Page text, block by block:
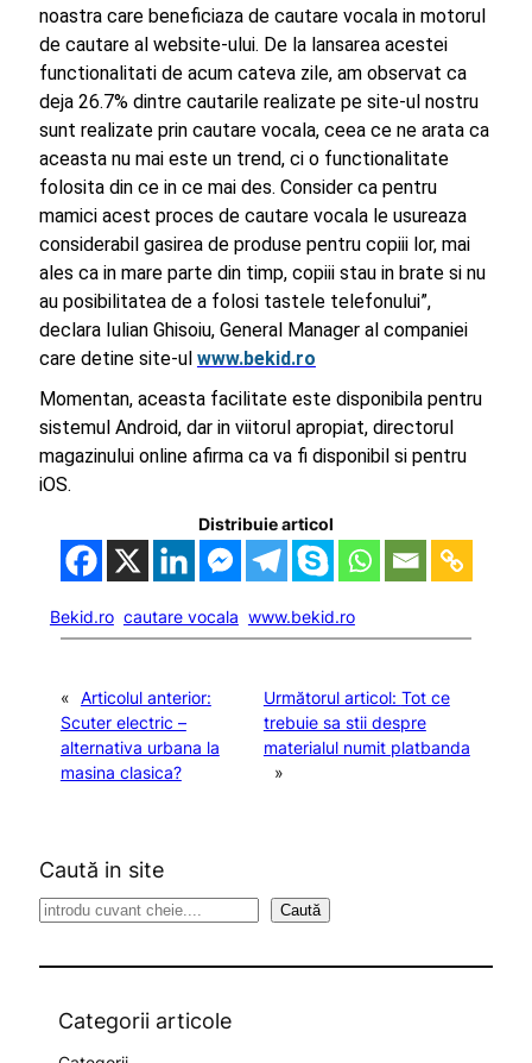
noastra care beneficiaza de cautare vocala in motorul
de cautare al website-ului. De la lansarea acestei
functionalitati de acum cateva zile, am observat ca
deja 26.7% dintre cautarile realizate pe site-ul nostru
sunt realizate prin cautare vocala, ceea ce ne arata ca
aceasta nu mai este un trend, ci o functionalitate
folosita din ce in ce mai des. Consider ca pentru
mamici acest proces de cautare vocala le usureaza
considerabil gasirea de produse pentru copiii lor, mai
ales ca in mare parte din timp, copiii stau in brate si nu
au posibilitatea de a folosi tastele telefonului”,
declara Iulian Ghisoiu, General Manager al companiei
care detine site-ul www.bekid.ro
Momentan, aceasta facilitate este disponibila pentru
sistemul Android, dar in viitorul apropiat, directorul
magazinului online afirma ca va fi disponibil si pentru
iOS.
Distribuie articol
Bekid.ro cautare vocala www.bekid.ro
« Articolul anterior:
Scuter electric –
alternativa urbana la
masina clasica?
Următorul articol: Tot ce
trebuie sa stii despre
materialul numit platbanda
»
Caută in site
S
Caută
Categorii articole